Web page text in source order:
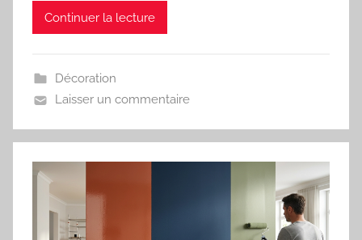
Continuer la lecture
Décoration
Laisser un commentaire